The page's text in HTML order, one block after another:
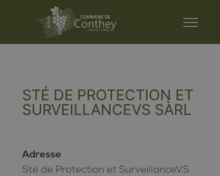
STÉ DE PROTECTION ET
SURVEILLANCEVS SÀRL
Adresse
Sté de Protection et SurveillanceVS